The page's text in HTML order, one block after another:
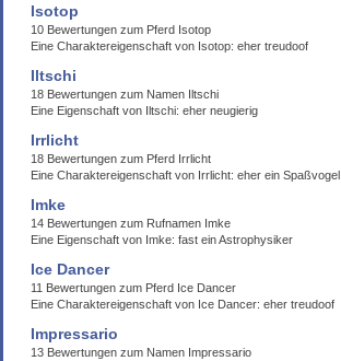
Isotop
10 Bewertungen zum Pferd Isotop
Eine Charaktereigenschaft von Isotop: eher treudoof
Iltschi
18 Bewertungen zum Namen Iltschi
Eine Eigenschaft von Iltschi: eher neugierig
Irrlicht
18 Bewertungen zum Pferd Irrlicht
Eine Charaktereigenschaft von Irrlicht: eher ein Spaßvogel
Imke
14 Bewertungen zum Rufnamen Imke
Eine Eigenschaft von Imke: fast ein Astrophysiker
Ice Dancer
11 Bewertungen zum Pferd Ice Dancer
Eine Charaktereigenschaft von Ice Dancer: eher treudoof
Impressario
13 Bewertungen zum Namen Impressario